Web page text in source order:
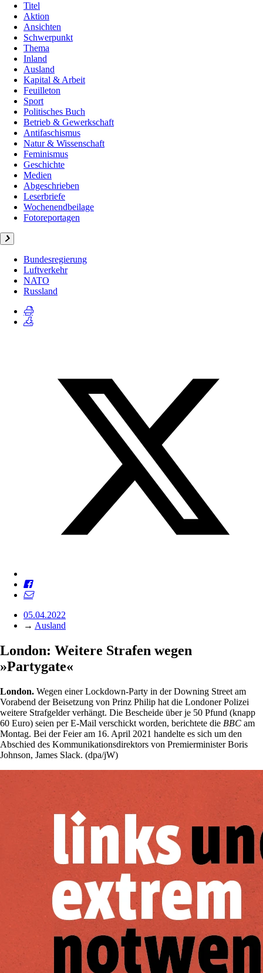
Titel
Aktion
Ansichten
Schwerpunkt
Thema
Inland
Ausland
Kapital & Arbeit
Feuilleton
Sport
Politisches Buch
Betrieb & Gewerkschaft
Antifaschismus
Natur & Wissenschaft
Feminismus
Geschichte
Medien
Abgeschrieben
Leserbriefe
Wochenendbeilage
Fotoreportagen
Bundesregierung
Luftverkehr
NATO
Russland
05.04.2022
→ Ausland
London: Weitere Strafen wegen
»Partygate«
London. Wegen einer Lockdown-Party in der Downing Street am
Vorabend der Beisetzung von Prinz Philip hat die Londoner Polizei
weitere Strafgelder verhängt. Die Bescheide über je 50 Pfund (knapp
60 Euro) seien per E-Mail verschickt worden, berichtete die BBC am
Montag. Bei der Feier am 16. April 2021 handelte es sich um den
Abschied des Kommunikationsdirektors von Premierminister Boris
Johnson, James Slack. (dpa/jW)